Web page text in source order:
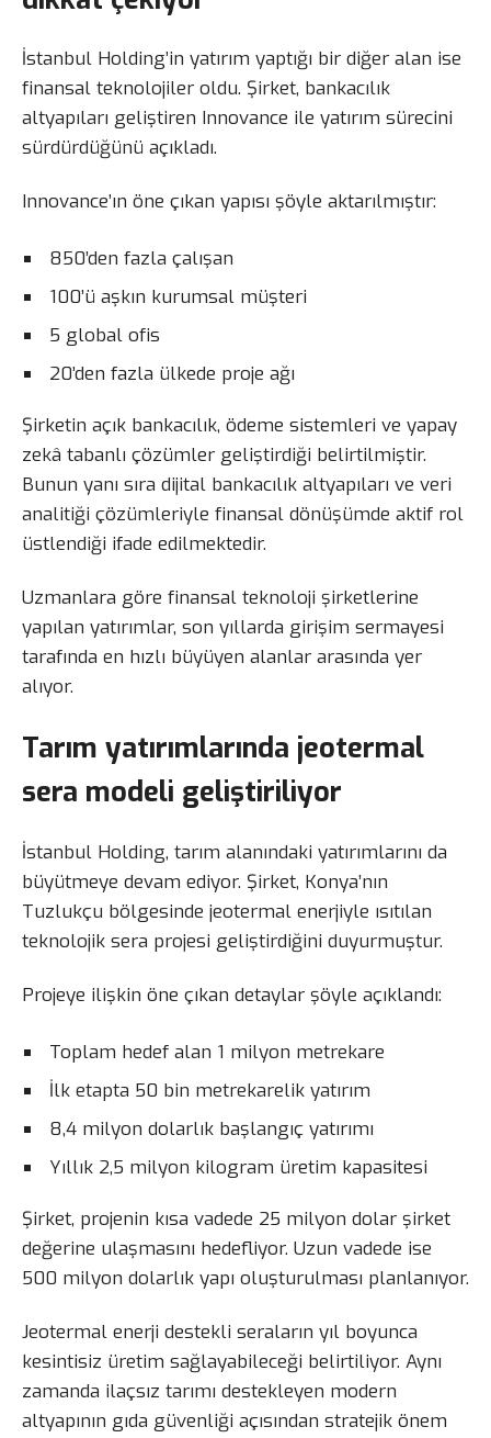
İstanbul Holding’in yatırım yaptığı bir diğer alan ise
finansal teknolojiler oldu. Şirket, bankacılık
altyapıları geliştiren Innovance ile yatırım sürecini
sürdürdüğünü açıkladı.
Innovance’ın öne çıkan yapısı şöyle aktarılmıştır:
850’den fazla çalışan
100’ü aşkın kurumsal müşteri
5 global ofis
20’den fazla ülkede proje ağı
Şirketin açık bankacılık, ödeme sistemleri ve yapay
zekâ tabanlı çözümler geliştirdiği belirtilmiştir.
Bunun yanı sıra dijital bankacılık altyapıları ve veri
analitiği çözümleriyle finansal dönüşümde aktif rol
üstlendiği ifade edilmektedir.
Uzmanlara göre finansal teknoloji şirketlerine
yapılan yatırımlar, son yıllarda girişim sermayesi
tarafında en hızlı büyüyen alanlar arasında yer
alıyor.
Tarım yatırımlarında jeotermal
sera modeli geliştiriliyor
İstanbul Holding, tarım alanındaki yatırımlarını da
büyütmeye devam ediyor. Şirket, Konya’nın
Tuzlukçu bölgesinde jeotermal enerjiyle ısıtılan
teknolojik sera projesi geliştirdiğini duyurmuştur.
Projeye ilişkin öne çıkan detaylar şöyle açıklandı:
Toplam hedef alan 1 milyon metrekare
İlk etapta 50 bin metrekarelik yatırım
8,4 milyon dolarlık başlangıç yatırımı
Yıllık 2,5 milyon kilogram üretim kapasitesi
Şirket, projenin kısa vadede 25 milyon dolar şirket
değerine ulaşmasını hedefliyor. Uzun vadede ise
500 milyon dolarlık yapı oluşturulması planlanıyor.
Jeotermal enerji destekli seraların yıl boyunca
kesintisiz üretim sağlayabileceği belirtiliyor. Aynı
zamanda ilaçsız tarımı destekleyen modern
altyapının gıda güvenliği açısından stratejik önem